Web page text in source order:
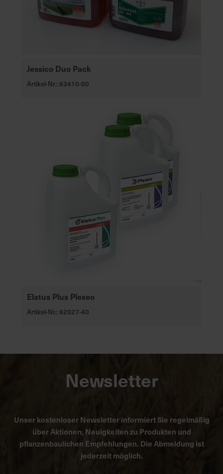
Jessico Duo Pack
Artikel-Nr.: 63410-00
Elatus Plus Plexeo
Artikel-Nr.: 62027-40
Newsletter
Unser kostenloser Newsletter informiert Sie regelmäßig
über Aktionen, Neuigkeiten zu Produkten und
pflanzenbaulichen Empfehlungen. Die Abmeldung ist
jederzeit möglich.